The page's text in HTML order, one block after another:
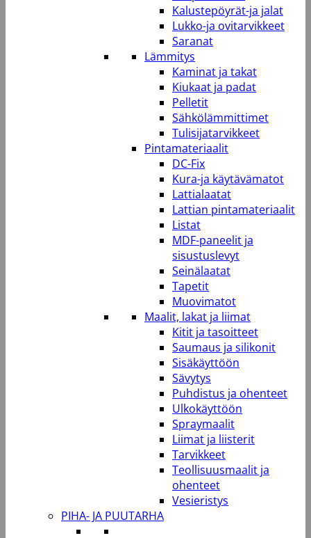
Kalustepöyrät-ja jalat
Lukko-ja ovitarvikkeet
Saranat
Lämmitys
Kaminat ja takat
Kiukaat ja padat
Pelletit
Sähkölämmittimet
Tulisijatarvikkeet
Pintamateriaalit
DC-Fix
Kura-ja käytävämatot
Lattialaatat
Lattian pintamateriaalit
Listat
MDF-paneelit ja
sisustuslevyt
Seinälaatat
Tapetit
Muovimatot
Maalit, lakat ja liimat
Kitit ja tasoitteet
Saumaus ja silikonit
Sisäkäyttöön
Sävytys
Puhdistus ja ohenteet
Ulkokäyttöön
Spraymaalit
Liimat ja liisterit
Tarvikkeet
Teollisuusmaalit ja
ohenteet
Vesieristys
PIHA- JA PUUTARHA